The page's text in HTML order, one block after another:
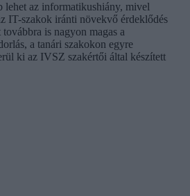
lehet az informatikushiány, mivel
IT-szakok iránti növekvő érdeklődés
is nagyon magas a
a tanári szakokon egyre
ki az IVSZ szakértői által készített